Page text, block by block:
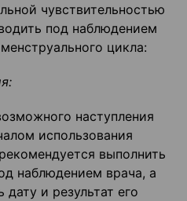
чувствительностью
под наблюдением
цикла:
наступления
использования
выполнить
наблюдением врача, а
и результат его